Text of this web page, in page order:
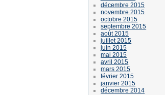
décembre 2015
novembre 2015
octobre 2015
septembre 2015
août 2015
juillet 2015
juin 2015
mai 2015
avril 2015
mars 2015
février 2015
janvier 2015
décembre 2014